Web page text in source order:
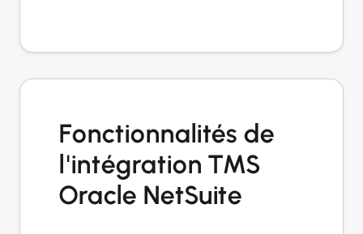
Fonctionnalités de
l'intégration TMS
Oracle NetSuite